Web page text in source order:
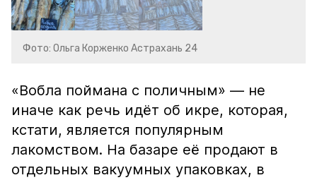
Фото: Ольга Корженко Астрахань 24
«Вобла поймана с поличным» — не
иначе как речь идёт об икре, которая,
кстати, является популярным
лакомством. На базаре её продают в
отдельных вакуумных упаковках, в